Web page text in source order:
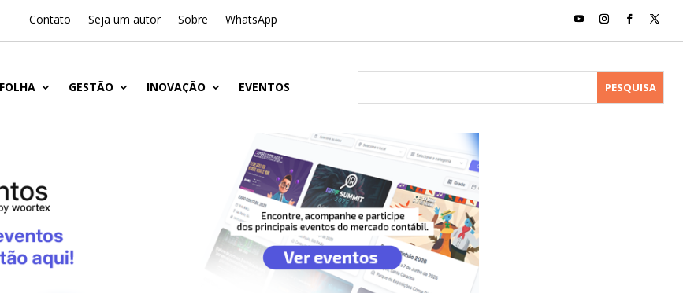
Contato Seja um autor Sobre WhatsApp
FOLHA GESTÃO INOVAÇÃO EVENTOS